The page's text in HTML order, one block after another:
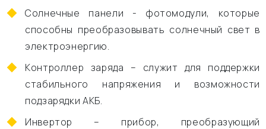
Солнечные панели - фотомодули, которые
способны преобразовывать солнечный свет в
электроэнергию.
Контроллер заряда – служит для поддержки
стабильного напряжения и возможности
подзарядки АКБ.
Инвертор – прибор, преобразующий